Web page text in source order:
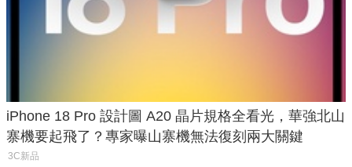
iPhone 18 Pro 設計圖 A20 晶片規格全看光，華強北山
寨機要起飛了？專家曝山寨機無法復刻兩大關鍵
3C新品